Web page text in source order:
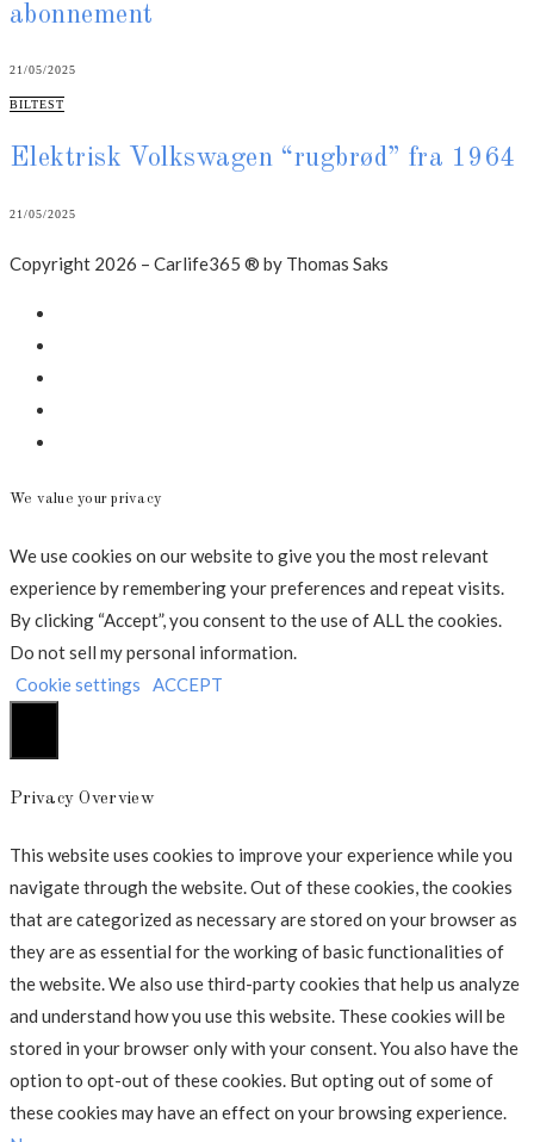
abonnement
21/05/2025
CATEGORIES
BILTEST
Elektrisk Volkswagen “rugbrød” fra 1964
21/05/2025
Copyright 2026 – Carlife365 ® by Thomas Saks
We value your privacy
We use cookies on our website to give you the most relevant
experience by remembering your preferences and repeat visits.
By clicking “Accept”, you consent to the use of ALL the cookies.
Do not sell my personal information.
Cookie settings
ACCEPT
Privacy Overview
This website uses cookies to improve your experience while you
navigate through the website. Out of these cookies, the cookies
that are categorized as necessary are stored on your browser as
they are as essential for the working of basic functionalities of
the website. We also use third-party cookies that help us analyze
and understand how you use this website. These cookies will be
stored in your browser only with your consent. You also have the
option to opt-out of these cookies. But opting out of some of
these cookies may have an effect on your browsing experience.